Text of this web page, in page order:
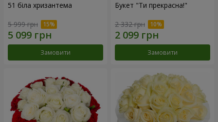
51 біла хризантема
5 999 грн
Замовити
Букет "Ти прекрасна!"
2 332 грн
Замовити